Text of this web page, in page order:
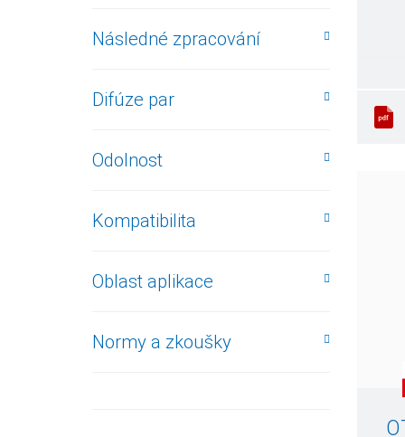
Následné zpracování
Difúze par
Odolnost
Kompatibilita
Oblast aplikace
Normy a zkoušky